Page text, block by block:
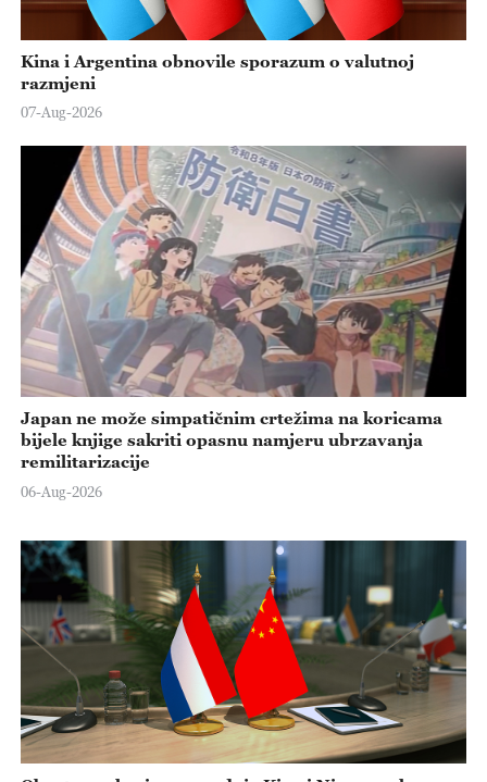
Kina i Argentina obnovile sporazum o valutnoj
razmjeni
07-Aug-2026
Japan ne može simpatičnim crtežima na koricama
bijele knjige sakriti opasnu namjeru ubrzavanja
remilitarizacije
06-Aug-2026